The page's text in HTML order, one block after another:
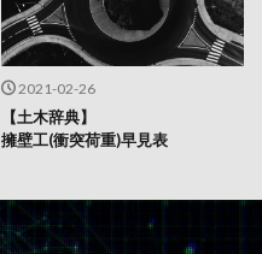
2021-02-26
【土木辞典】
擁壁工(衝突荷重)早見表